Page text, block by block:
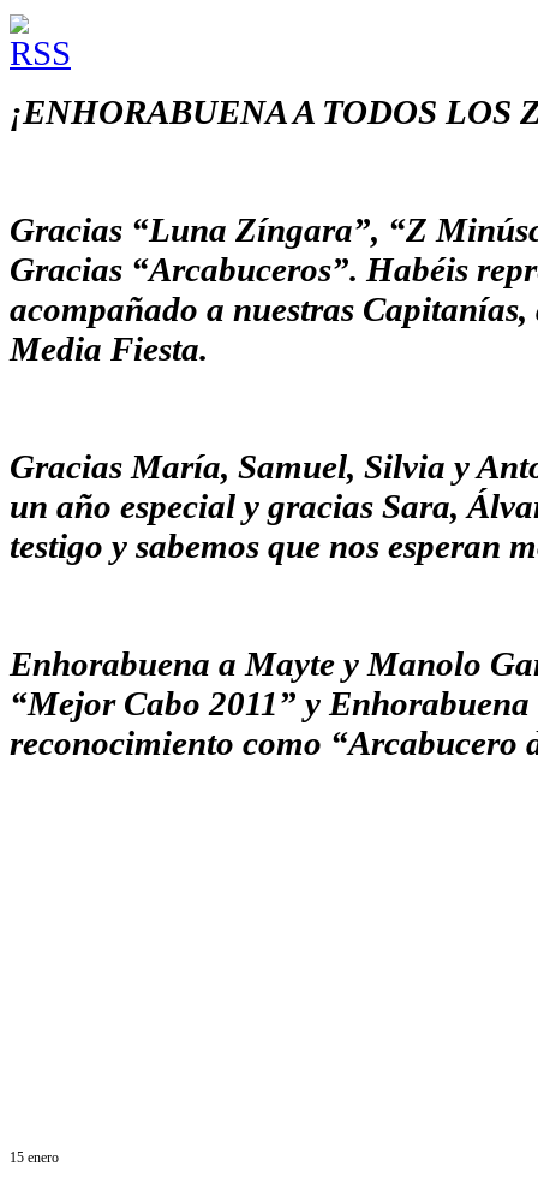
¡ENHORABUENA A TODOS
Gracias “Luna Zíngara”, “Z
Gracias “Arcabuceros”. Habéis
acompañado a nuestras
Media Fiesta.
Gracias María, Samuel, Silvia y
un año especial y gracias Sara,
testigo y sabemos que nos esperan
Enhorabuena a Mayte y Manolo
“Mejor Cabo 2011” y
reconocimiento como “Arcabucero
15 enero